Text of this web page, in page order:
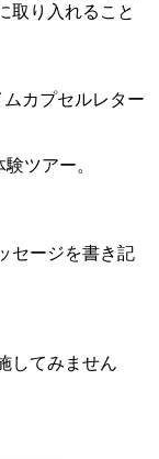
取り入れること
ムカプセルレター
ツアー。
セージを書き記
してみません